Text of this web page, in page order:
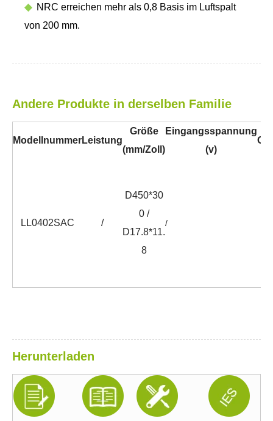
◆ NRC erreichen mehr als 0,8 Basis im Luftspalt
von 200 mm.
Andere Produkte in derselben Familie
ModellnummerLeistung
Größe
(mm/Zoll)
Eingangsspannung
(v)
Cri
LL0402SAC /
D450*30
0 /
D17.8*11.
8
/
Herunterladen